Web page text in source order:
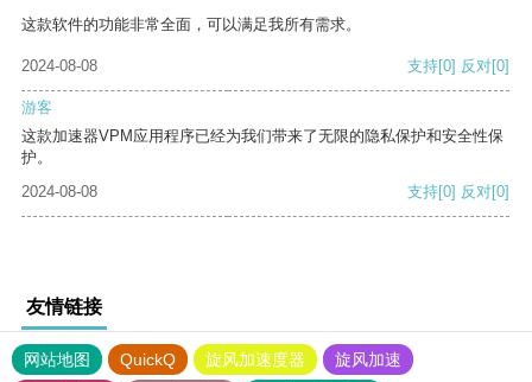
这款软件的功能非常全面，可以满足我所有需求。
2024-08-08 支持[0] 反对[0]
游客
这款加速器VPM应用程序已经为我们带来了无限的隐私保护和安全性保
护。
2024-08-08
支持[0] 反对[0]
友情链接
网站地图 QuickQ 旋风加速度器
旋风加速